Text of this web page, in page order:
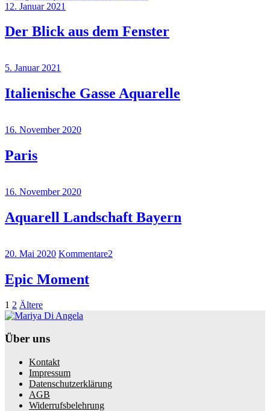
12. Januar 2021
Der Blick aus dem Fenster
5. Januar 2021
Italienische Gasse Aquarelle
16. November 2020
Paris
16. November 2020
Aquarell Landschaft Bayern
20. Mai 2020 Kommentare2
Epic Moment
Beitragsnavigation
Seite
1 Seite
2 ÄltereÄltere
Beiträge
Über uns
Kontakt
Impressum
Datenschutzerklärung
AGB
Widerrufsbelehrung